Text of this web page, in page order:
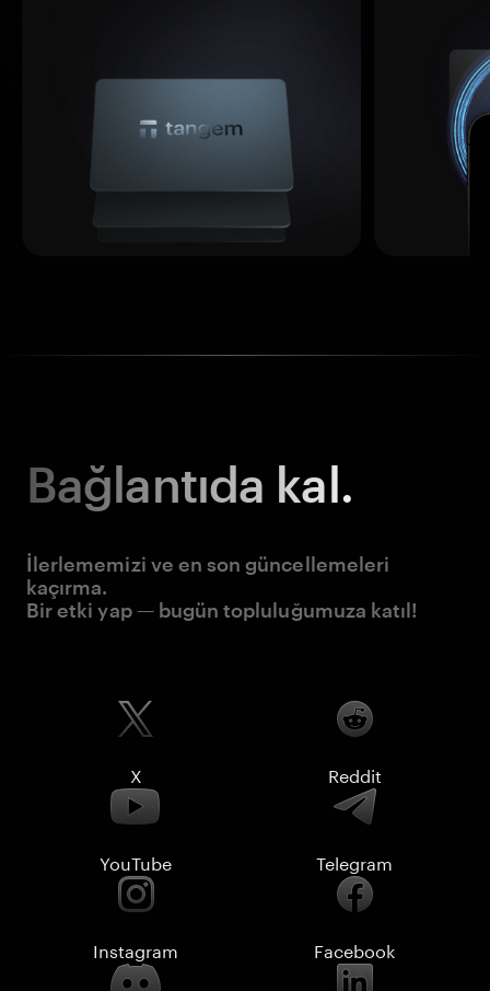
Bağlantıda kal.
İlerlememizi ve en son güncellemeleri
kaçırma.
Bir etki yap — bugün topluluğumuza katıl!
X Reddit
YouTube Telegram
Instagram Facebook